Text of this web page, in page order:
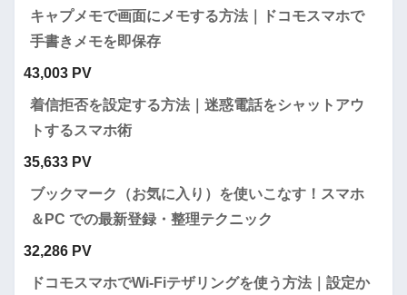
キャプメモで画面にメモする方法｜ドコモスマホで
手書きメモを即保存
43,003 PV
着信拒否を設定する方法｜迷惑電話をシャットアウ
トするスマホ術
35,633 PV
ブックマーク（お気に入り）を使いこなす！スマホ
＆PC での最新登録・整理テクニック
32,286 PV
ドコモスマホでWi-Fiテザリングを使う方法｜設定か